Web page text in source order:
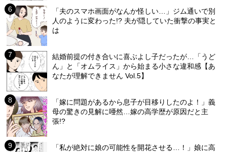
「夫のスマホ画面がなんか怪しい…」ジム通いで別
人のように変わった!? 夫が隠していた衝撃の事実と
は
結婚前提の付き合いに喜ぶよし子だったが…「うど
ん」と「オムライス」から始まる小さな違和感【あ
なたが理解できません Vol.5】
「嫁に問題があるから息子が目移りしたのよ！」義
母の驚きの見解に唖然…嫁の高学歴が原因だと主
張!?
「私が絶対に娘の可能性を開花させる…！」娘に高